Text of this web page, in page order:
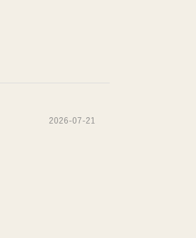
2026-07-21